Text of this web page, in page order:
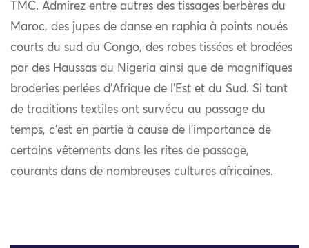
TMC. Admirez entre autres des tissages berbères du
Maroc, des jupes de danse en raphia à points noués
courts du sud du Congo, des robes tissées et brodées
par des Haussas du Nigeria ainsi que de magnifiques
broderies perlées d’Afrique de l’Est et du Sud. Si tant
de traditions textiles ont survécu au passage du
temps, c’est en partie à cause de l’importance de
certains vêtements dans les rites de passage,
courants dans de nombreuses cultures africaines.